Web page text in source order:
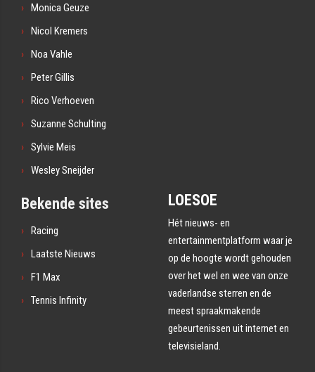
Monica Geuze
Nicol Kremers
Noa Vahle
Peter Gillis
Rico Verhoeven
Suzanne Schulting
Sylvie Meis
Wesley Sneijder
Bekende sites
Racing
Laatste Nieuws
F1 Max
Tennis Infinity
LOESOE
Hét nieuws- en
entertainmentplatform waar je
op de hoogte wordt gehouden
over het wel en wee van onze
vaderlandse sterren en de
meest spraakmakende
gebeurtenissen uit internet en
televisieland.